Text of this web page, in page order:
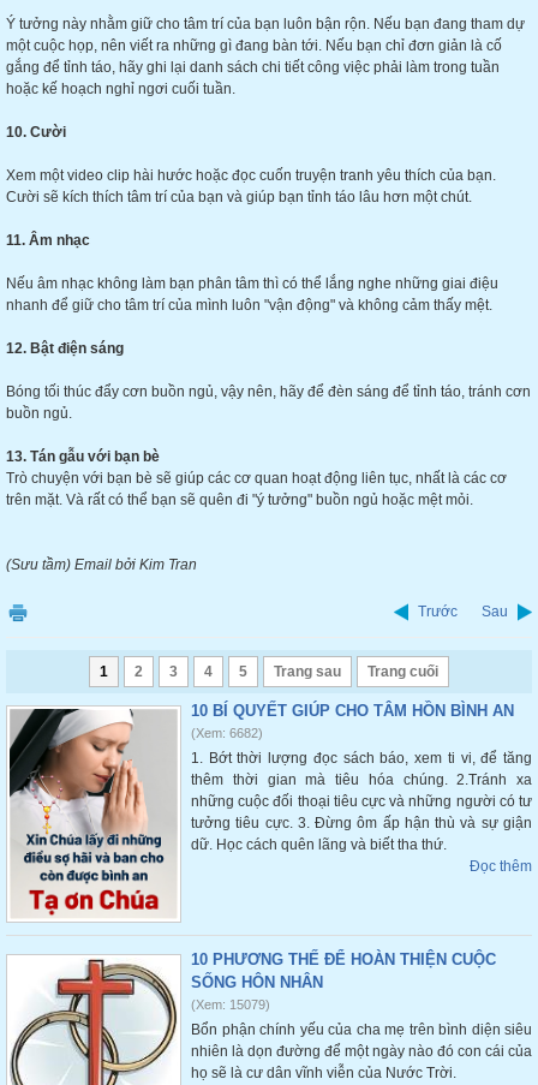
Ý tưởng này nhằm giữ cho tâm trí của bạn luôn bận rộn. Nếu bạn đang tham dự
một cuộc họp, nên viết ra những gì đang bàn tới. Nếu bạn chỉ đơn giản là cố
gắng để tỉnh táo, hãy ghi lại danh sách chi tiết công việc phải làm trong tuần
hoặc kế hoạch nghỉ ngơi cuối tuần.
10. Cười
Xem một video clip hài hước hoặc đọc cuốn truyện tranh yêu thích của bạn.
Cười sẽ kích thích tâm trí của bạn và giúp bạn tỉnh táo lâu hơn một chút.
11. Âm nhạc
Nếu âm nhạc không làm bạn phân tâm thì có thể lắng nghe những giai điệu
nhanh để giữ cho tâm trí của mình luôn "vận động" và không cảm thấy mệt.
12. Bật điện sáng
Bóng tối thúc đẩy cơn buồn ngủ, vậy nên, hãy để đèn sáng để tỉnh táo, tránh cơn
buồn ngủ.
13. Tán gẫu với bạn bè
Trò chuyện với bạn bè sẽ giúp các cơ quan hoạt động liên tục, nhất là các cơ
trên mặt. Và rất có thể bạn sẽ quên đi "ý tưởng" buồn ngủ hoặc mệt mỏi.
(Sưu tầm) Email bởi Kim Tran
Trước Sau
1 2 3 4 5 Trang sau Trang cuối
10 BÍ QUYẾT GIÚP CHO TÂM HỒN BÌNH AN
(Xem: 6682)
1. Bớt thời lượng đọc sách báo, xem ti vi, để tăng
thêm thời gian mà tiêu hóa chúng. 2.Tránh xa
những cuộc đối thoại tiêu cực và những người có tư
tưởng tiêu cực. 3. Đừng ôm ấp hận thù và sự giận
dữ. Học cách quên lãng và biết tha thứ.
Đọc thêm
10 PHƯƠNG THẾ ĐỂ HOÀN THIỆN CUỘC
SỐNG HÔN NHÂN
(Xem: 15079)
Bổn phận chính yếu của cha mẹ trên bình diện siêu
nhiên là dọn đường để một ngày nào đó con cái của
họ sẽ là cư dân vĩnh viễn của Nước Trời.